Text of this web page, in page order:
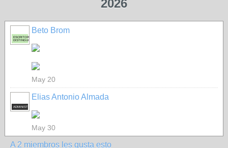
2026
ESCRITOR
DISTINGUIDO
Beto Brom
May 20
ADMINISTRADOR
Elias Antonio Almada
May 30
A 2 miembros les gusta esto